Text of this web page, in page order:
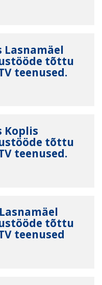
Lasnamäel
tõttu
teenused.
Koplis
tõttu
teenused.
tõttu
teenused